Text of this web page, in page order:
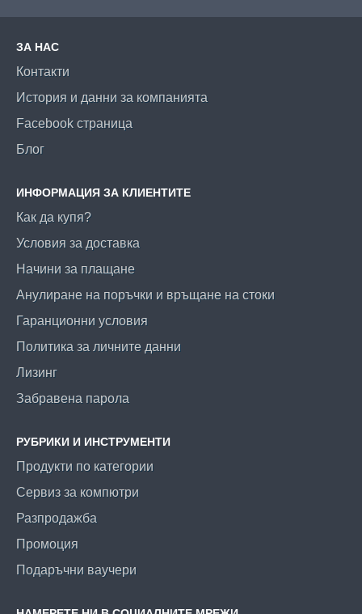
ЗА НАС
Контакти
История и данни за компанията
Facebook страница
Блог
ИНФОРМАЦИЯ ЗА КЛИЕНТИТЕ
Как да купя?
Условия за доставка
Начини за плащане
Анулиране на поръчки и връщане на стоки
Гаранционни условия
Политика за личните данни
Лизинг
Забравена парола
РУБРИКИ И ИНСТРУМЕНТИ
Продукти по категории
Сервиз за компютри
Разпродажба
Промоция
Подаръчни ваучери